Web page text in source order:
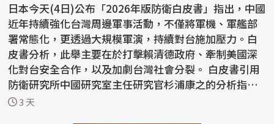
日本今天(4日)公布「2026年版防衛白皮書」指出，中國
近年持續強化台灣周邊軍事活動，不僅將軍機、軍艦部
署常態化，更透過大規模軍演，持續對台施加壓力。白
皮書分析，此舉主要在於打擊賴清德政府、牽制美國深
化對台安全合作，以及加劇台灣社會分裂。 白皮書引用
防衛研究所中國研究室主任研究官杉浦康之的分析指
出，中...
3 天